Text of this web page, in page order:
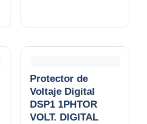
Protector de
Voltaje Digital
DSP1 1PHTOR
VOLT. DIGITAL